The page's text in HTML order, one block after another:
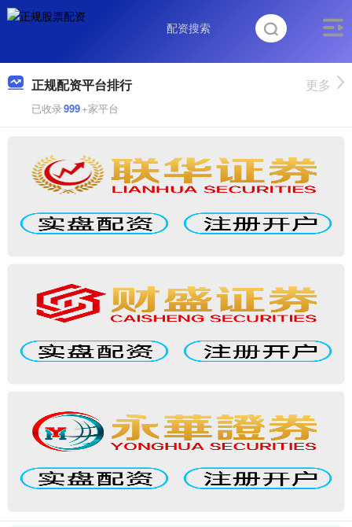
正规配资平台排行
已收录999+家平台
更多